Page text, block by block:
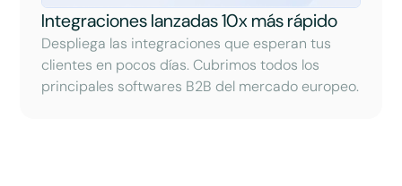
Integraciones lanzadas 10x más rápido
Despliega las integraciones que esperan tus
clientes en pocos días. Cubrimos todos los
principales softwares B2B del mercado europeo.